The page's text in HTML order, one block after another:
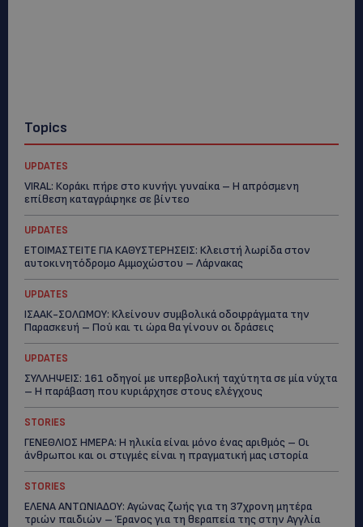
Topics
UPDATES
VIRAL: Κοράκι πήρε στο κυνήγι γυναίκα – Η απρόσμενη
επίθεση καταγράφηκε σε βίντεο
UPDATES
ΕΤΟΙΜΑΣΤΕΙΤΕ ΓΙΑ ΚΑΘΥΣΤΕΡΗΣΕΙΣ: Κλειστή λωρίδα στον
αυτοκινητόδρομο Αμμοχώστου – Λάρνακας
UPDATES
ΙΣΑΑΚ-ΣΟΛΩΜΟΥ: Κλείνουν συμβολικά οδοφράγματα την
Παρασκευή – Πού και τι ώρα θα γίνουν οι δράσεις
UPDATES
ΣΥΛΛΗΨΕΙΣ: 161 οδηγοί με υπερβολική ταχύτητα σε μία νύχτα
– Η παράβαση που κυριάρχησε στους ελέγχους
STORIES
ΓΕΝΕΘΛΙΟΣ ΗΜΕΡΑ: Η ηλικία είναι μόνο ένας αριθμός – Οι
άνθρωποι και οι στιγμές είναι η πραγματική μας ιστορία
STORIES
ΕΛΕΝΑ ΑΝΤΩΝΙΑΔΟΥ: Αγώνας ζωής για τη 37χρονη μητέρα
τριών παιδιών – Έρανος για τη θεραπεία της στην Αγγλία